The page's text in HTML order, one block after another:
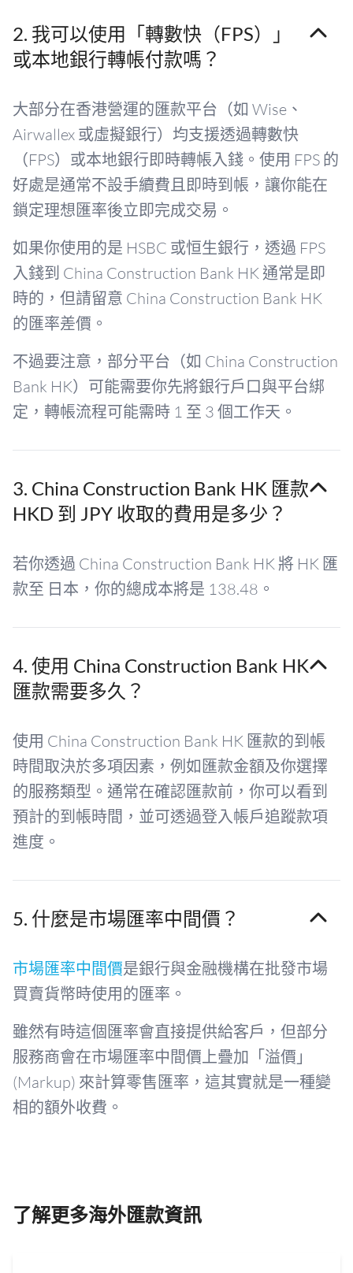
2. 我可以使用「轉數快（FPS）」
或本地銀行轉帳付款嗎？
大部分在香港營運的匯款平台（如 Wise、
Airwallex 或虛擬銀行）均支援透過轉數快
（FPS）或本地銀行即時轉帳入錢。使用 FPS 的
好處是通常不設手續費且即時到帳，讓你能在
鎖定理想匯率後立即完成交易。
如果你使用的是 HSBC 或恒生銀行，透過 FPS
入錢到 China Construction Bank HK 通常是即
時的，但請留意 China Construction Bank HK
的匯率差價。
不過要注意，部分平台（如 China Construction
Bank HK）可能需要你先將銀行戶口與平台綁
定，轉帳流程可能需時 1 至 3 個工作天。
3. China Construction Bank HK 匯款
HKD 到 JPY 收取的費用是多少？
若你透過 China Construction Bank HK 將 HK 匯
款至 日本，你的總成本將是 138.48。
4. 使用 China Construction Bank HK
匯款需要多久？
使用 China Construction Bank HK 匯款的到帳
時間取決於多項因素，例如匯款金額及你選擇
的服務類型。通常在確認匯款前，你可以看到
預計的到帳時間，並可透過登入帳戶追蹤款項
進度。
5. 什麼是市場匯率中間價？
市場匯率中間價是銀行與金融機構在批發市場
買賣貨幣時使用的匯率。
雖然有時這個匯率會直接提供給客戶，但部分
服務商會在市場匯率中間價上疊加「溢價」
(Markup) 來計算零售匯率，這其實就是一種變
相的額外收費。
了解更多海外匯款資訊